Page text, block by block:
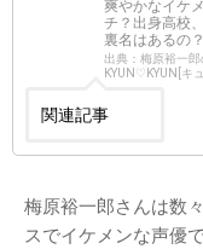
爽やかなイケ
チ？出身高校
裏名はあるの
出典：梅原裕一郎
KYUN♡KYUN[キ
関連記事
梅原裕一郎さんは数
スでイケメンな声優